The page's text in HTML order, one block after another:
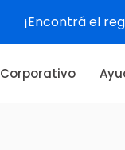
¡Encontrá el
Corporativo